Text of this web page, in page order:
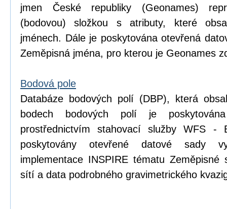
jmen České republiky (Geonames)
(bodovou) složkou s atributy, které
jménech. Dále je poskytována otevřená
Zeměpisná jména, pro kterou je Geonames
Bodová pole
Databáze bodových polí (DBP), která
bodech bodových polí je
prostřednictvím stahovací služby WFS -
poskytovány otevřené datové sady
implementace INSPIRE tématu Zeměpisné
sítí a data podrobného gravimetrického